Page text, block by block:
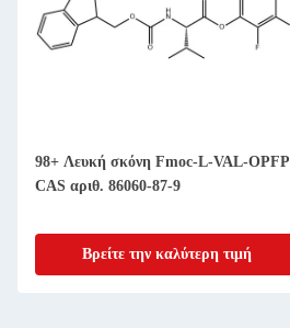
98+ Λευκή σκόνη Fmoc-L-VAL-OPFP
CAS αριθ. 86060-87-9
Βρείτε την καλύτερη τιμή